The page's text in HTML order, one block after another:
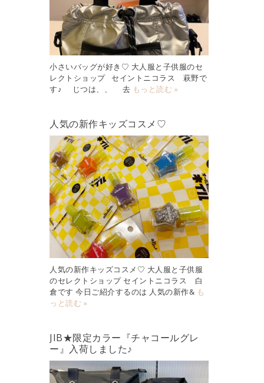
小さいバッグが好き♡ 大人服と子供服のセ
レクトショップ セイントニコラス 萩野で
す♪ じつは、、 去 もっと読む »
人気の新作キッズコスメ♡
人気の新作キッズコスメ♡ 大人服と子供服
のセレクトショップ セイントニコラス 白
倉です 今日ご紹介するのは 人気の新作& も
っと読む »
JIB★限定カラー『チャコールグレ
ー』入荷しました♪